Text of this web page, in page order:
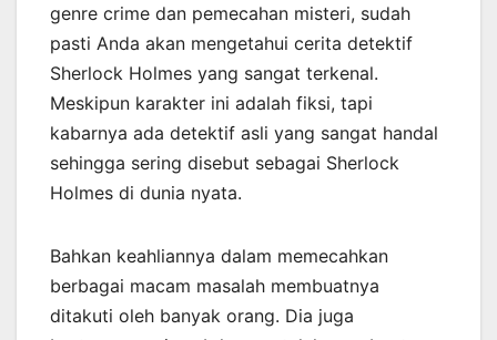
genre crime dan pemecahan misteri, sudah
pasti Anda akan mengetahui cerita detektif
Sherlock Holmes yang sangat terkenal.
Meskipun karakter ini adalah fiksi, tapi
kabarnya ada detektif asli yang sangat handal
sehingga sering disebut sebagai Sherlock
Holmes di dunia nyata.
Bahkan keahliannya dalam memecahkan
berbagai macam masalah membuatnya
ditakuti oleh banyak orang. Dia juga